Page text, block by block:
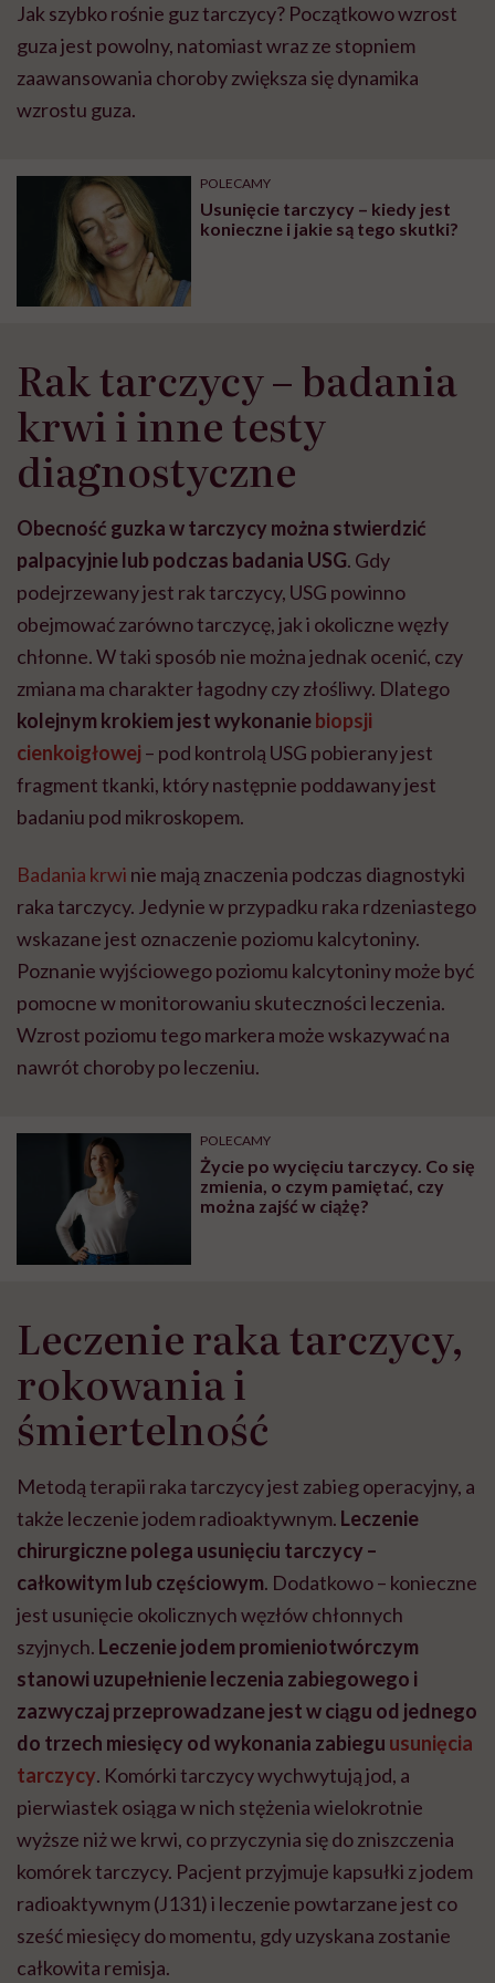
Jak szybko rośnie guz tarczycy? Początkowo wzrost
guza jest powolny, natomiast wraz ze stopniem
zaawansowania choroby zwiększa się dynamika
wzrostu guza.
POLECAMY
Usunięcie tarczycy – kiedy jest
konieczne i jakie są tego skutki?
Rak tarczycy – badania
krwi i inne testy
diagnostyczne
Obecność guzka w tarczycy można stwierdzić
palpacyjnie lub podczas badania USG. Gdy
podejrzewany jest rak tarczycy, USG powinno
obejmować zarówno tarczycę, jak i okoliczne węzły
chłonne. W taki sposób nie można jednak ocenić, czy
zmiana ma charakter łagodny czy złośliwy. Dlatego
kolejnym krokiem jest wykonaniebiopsji
cienkoigłowej – pod kontrolą USG pobierany jest
fragment tkanki, który następnie poddawany jest
badaniu pod mikroskopem.
Badania krwi nie mają znaczenia podczas diagnostyki
raka tarczycy. Jedynie w przypadku raka rdzeniastego
wskazane jest oznaczenie poziomu kalcytoniny.
Poznanie wyjściowego poziomu kalcytoniny może być
pomocne w monitorowaniu skuteczności leczenia.
Wzrost poziomu tego markera może wskazywać na
nawrót choroby po leczeniu.
POLECAMY
Życie po wycięciu tarczycy. Co się
zmienia, o czym pamiętać, czy
można zajść w ciążę?
Leczenie raka tarczycy,
rokowania i
śmiertelność
Metodą terapii raka tarczycy jest zabieg operacyjny, a
także leczenie jodem radioaktywnym. Leczenie
chirurgiczne polega usunięciu tarczycy –
całkowitym lub częściowym. Dodatkowo – konieczne
jest usunięcie okolicznych węzłów chłonnych
szyjnych. Leczenie jodem promieniotwórczym
stanowi uzupełnienie leczenia zabiegowego i
zazwyczaj przeprowadzane jest w ciągu od jednego
do trzech miesięcy od wykonania zabiegu usunięcia
tarczycy. Komórki tarczycy wychwytują jod, a
pierwiastek osiąga w nich stężenia wielokrotnie
wyższe niż we krwi, co przyczynia się do zniszczenia
komórek tarczycy. Pacjent przyjmuje kapsułki z jodem
radioaktywnym (J131) i leczenie powtarzane jest co
sześć miesięcy do momentu, gdy uzyskana zostanie
całkowita remisja.